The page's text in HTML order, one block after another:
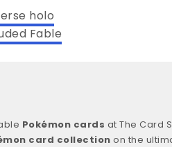
holo
Fable
Pokémon cards at The Card
card collection on the